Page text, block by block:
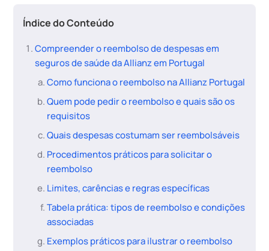
Índice do Conteúdo
Compreender o reembolso de despesas em
seguros de saúde da Allianz em Portugal
Como funciona o reembolso na Allianz Portugal
Quem pode pedir o reembolso e quais são os
requisitos
Quais despesas costumam ser reembolsáveis
Procedimentos práticos para solicitar o
reembolso
Limites, carências e regras específicas
Tabela prática: tipos de reembolso e condições
associadas
Exemplos práticos para ilustrar o reembolso